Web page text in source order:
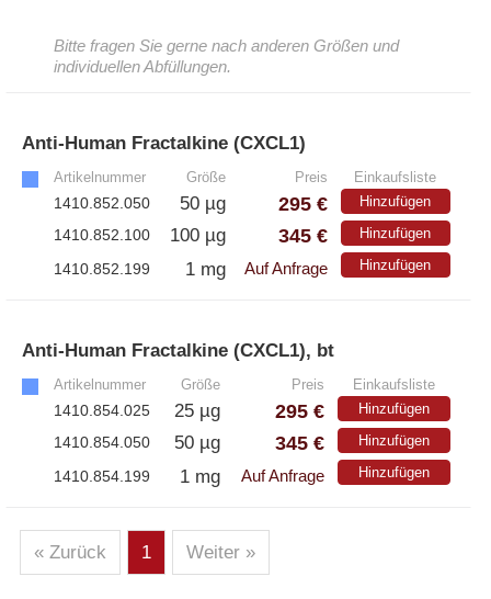
– Polyclonale Antikörper
– A·EL·VIS Produkte
– EzScope 101 Live Cell Imaging System
Bitte fragen Sie gerne nach anderen Größen und
individuellen Abfüllungen.
Anti-Human Fractalkine (CXCL1)
Artikelnummer Größe Preis Einkaufsliste
1410.852.050 50 µg 295 € Hinzufügen
1410.852.100 100 µg 345 € Hinzufügen
1410.852.199 1 mg Auf Anfrage Hinzufügen
Anti-Human Fractalkine (CXCL1), bt
Artikelnummer Größe Preis Einkaufsliste
1410.854.025 25 µg 295 € Hinzufügen
1410.854.050 50 µg 345 € Hinzufügen
1410.854.199 1 mg Auf Anfrage Hinzufügen
« Zurück 1 Weiter »